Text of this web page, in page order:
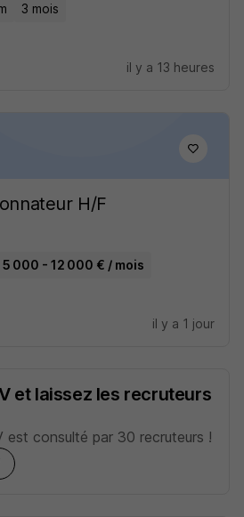
3 mois
il y a 13 heures
H/F
5 000 - 12 000 € / mois
il y a 1 jour
et laissez les recruteurs
est consulté par 30 recruteurs !